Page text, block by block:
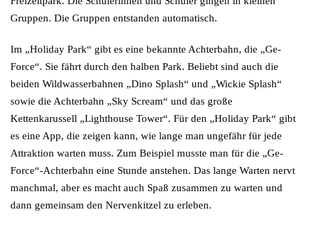
Gruppen. Die Gruppen entstanden automatisch.
Im „Holiday Park“ gibt es eine bekannte Achterbahn, die „Ge-
Force“. Sie fährt durch den halben Park. Beliebt sind auch die
beiden Wildwasserbahnen „Dino Splash“ und „Wickie Splash“
sowie die Achterbahn „Sky Scream“ und das große
Kettenkarussell „Lighthouse Tower“. Für den „Holiday Park“ gibt
es eine App, die zeigen kann, wie lange man ungefähr für jede
Attraktion warten muss. Zum Beispiel musste man für die „Ge-
Force“-Achterbahn eine Stunde anstehen. Das lange Warten nervt
manchmal, aber es macht auch Spaß zusammen zu warten und
dann gemeinsam den Nervenkitzel zu erleben.